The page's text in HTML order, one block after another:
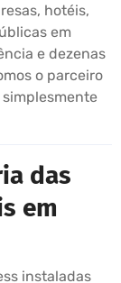
hotéis,
em
e dezenas
o parceiro
das
em
instaladas